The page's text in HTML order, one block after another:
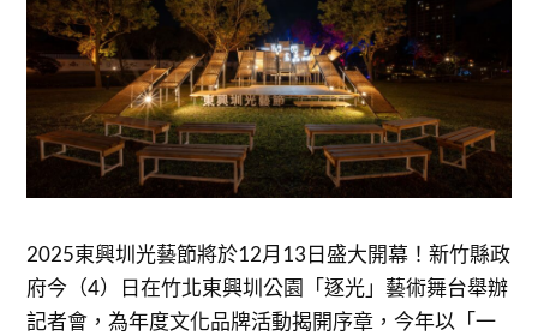
2025東興圳光藝節將於12月13日盛大開幕！新竹縣政
府今（4）日在竹北東興圳公園「逐光」藝術舞台舉辦
記者會，為年度文化品牌活動揭開序章，今年以「一